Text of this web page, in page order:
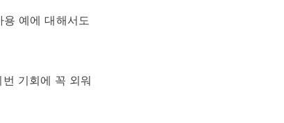
용 예에 대해서도
기회에 꼭 외워